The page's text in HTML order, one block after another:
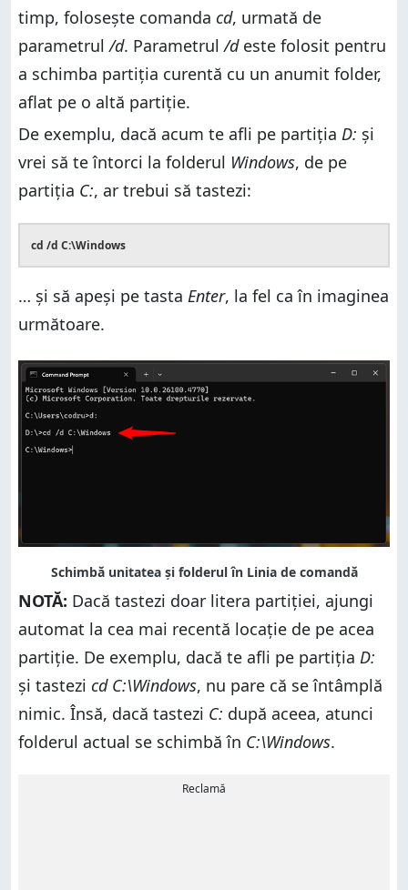
timp, folosește comanda cd, urmată de
parametrul/d. Parametrul/deste folosit pentru
a schimba partiția curentă cu un anumit folder,
aflat pe o altă partiţie.
De exemplu, dacă acum te afli pe partiţia D: şi
vrei să te întorci la folderul Windows, de pe
partiţia C:, ar trebui să tastezi:
cd /d C:\Windows
… şi să apeși pe tasta Enter, la fel ca în imaginea
următoare.
NOTĂ: Dacă tastezi doar litera partiţiei, ajungi
automat la cea mai recentă locaţie de pe acea
partiţie. De exemplu, dacă te afli pe partiţia D:
şi tastezi cd C:\Windows, nu pare că se întâmplă
nimic. Însă, dacă tastezi C: după aceea, atunci
folderul actual se schimbă în C:\Windows.
Reclamă